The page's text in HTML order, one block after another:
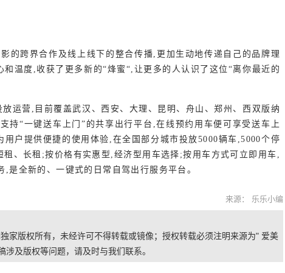
的跨界合作及线上线下的整合传播,更加生动地传递自己的品牌理
和温度,收获了更多新的“烽蜜“,让更多的人认识了这位“离你最近的
运营,目前覆盖武汉、西安、大理、昆明、舟山、郑州、西双版纳
持“一键送车上门”的共享出行平台,在线预约用车便可享受送车上
户提供便捷的使用体验,在全国部分城市投放5000辆车,5000个停
租、长租 ;按价格有实惠型,经济型用车选择;按用车方式可立即用车,
是全新的、一键式的日常自驾出行服务平台。
来源： 乐乐小编
家版权所有，未经许可不得转载或镜像；授权转载必须注明来源为" 爱美
及版权等问题，请及时与我们联系。